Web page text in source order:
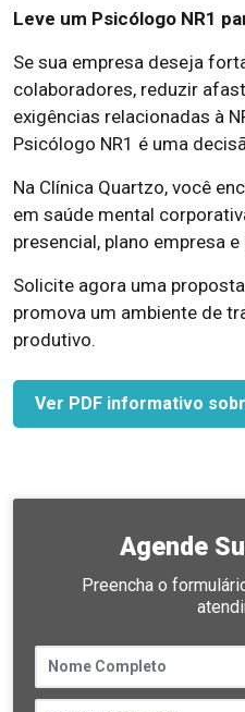
Leve um Psicólogo NR1
Se sua empresa deseja
colaboradores, reduzir
exigências relacionadas à
Psicólogo NR1 é uma
Na Clínica Quartzo, você
em saúde mental
presencial, plano empresa
Solicite agora uma
promova um ambiente de
produtivo.
Ver PDF informativo
Agende
Preencha o